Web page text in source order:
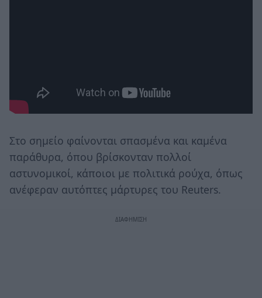
Στο σημείο φαίνονται σπασμένα και καμένα
παράθυρα, όπου βρίσκονταν πολλοί
αστυνομικοί, κάποιοι με πολιτικά ρούχα, όπως
ανέφεραν αυτόπτες μάρτυρες του Reuters.